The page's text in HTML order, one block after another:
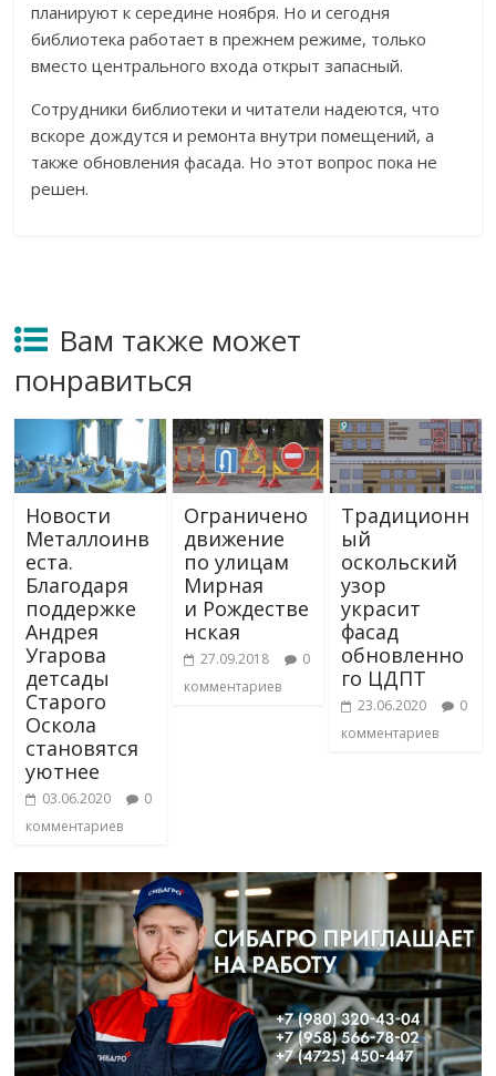
планируют к середине ноября. Но и сегодня
библиотека работает в прежнем режиме, только
вместо центрального входа открыт запасный.
Сотрудники библиотеки и читатели надеются, что
вскоре дождутся и ремонта внутри помещений, а
также обновления фасада. Но этот вопрос пока не
решен.
Вам также может
понравиться
Новости
Металлоинв
еста.
Благодаря
поддержке
Андрея
Угарова
детсады
Старого
Оскола
становятся
уютнее
03.06.2020
0
комментариев
Ограничено
движение
по улицам
Мирная
и Рождестве
нская
27.09.2018
0
комментариев
Традиционн
ый
оскольский
узор
украсит
фасад
обновленно
го ЦДПТ
23.06.2020
0
комментариев